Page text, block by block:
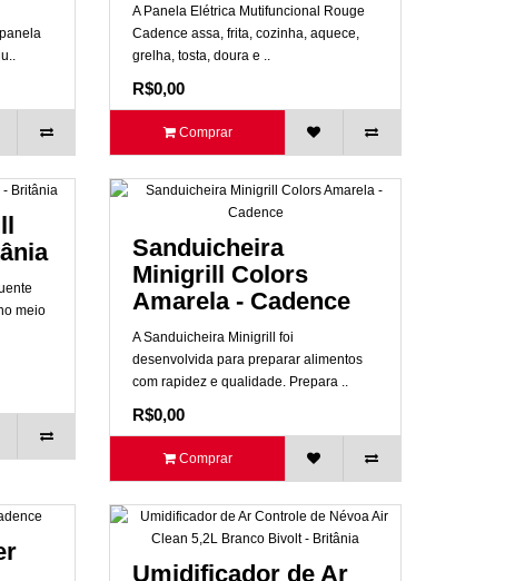
A Panela Elétrica Mutifuncional Rouge
Cadence assa, frita, cozinha, aquece,
grelha, tosta, doura e ..
R$0,00
Comprar
meio
Sanduicheira
Minigrill Colors
Amarela - Cadence
A Sanduicheira Minigrill foi
desenvolvida para preparar alimentos
com rapidez e qualidade. Prepara ..
R$0,00
Comprar
Umidificador de Ar